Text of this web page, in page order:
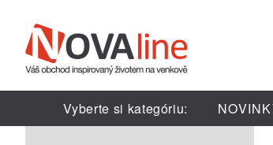
Vyberte si kategóriu: